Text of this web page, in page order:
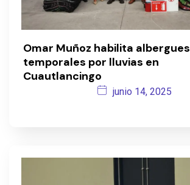
Omar Muñoz habilita albergues
temporales por lluvias en
Cuautlancingo
junio 14, 2025